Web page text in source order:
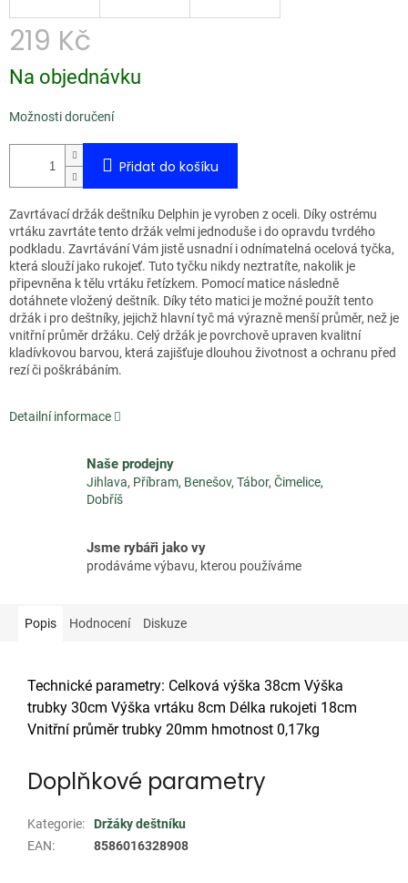
219 Kč
Měrná
cena:
Na objednávku
Možnosti doručení
Přidat do košíku
Zavrtávací držák deštníku Delphin je vyroben z oceli. Díky ostrému
vrtáku zavrtáte tento držák velmi jednoduše i do opravdu tvrdého
podkladu. Zavrtávání Vám jistě usnadní i odnímatelná ocelová tyčka,
která slouží jako rukojeť. Tuto tyčku nikdy neztratíte, nakolik je
připevněna k tělu vrtáku řetízkem. Pomocí matice následně
dotáhnete vložený deštník. Díky této matici je možné použít tento
držák i pro deštníky, jejichž hlavní tyč má výrazně menší průměr, než je
vnitřní průměr držáku. Celý držák je povrchově upraven kvalitní
kladívkovou barvou, která zajišťuje dlouhou životnost a ochranu před
rezí či poškrábáním.
Detailní informace
Naše prodejny
Jihlava, Příbram, Benešov, Tábor, Čimelice,
Dobříš
Jsme rybáři jako vy
prodáváme výbavu, kterou používáme
Popis Hodnocení Diskuze
Technické parametry: Celková výška 38cm Výška
trubky 30cm Výška vrtáku 8cm Délka rukojeti 18cm
Vnitřní průměr trubky 20mm hmotnost 0,17kg
Doplňkové parametry
Kategorie:
Držáky deštníku
EAN: 8586016328908